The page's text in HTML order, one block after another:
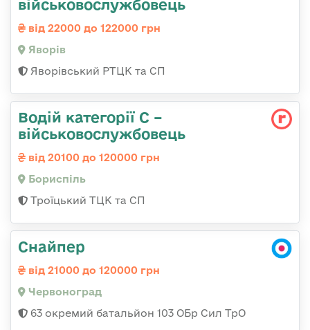
військовослужбовець
від 22000 до 122000 грн
Яворів
Яворівський РТЦК та СП
Водій категорії С –
військовослужбовець
від 20100 до 120000 грн
Бориспіль
Троїцький ТЦК та СП
Снайпер
від 21000 до 120000 грн
Червоноград
63 окремий батальйон 103 ОБр Сил ТрО